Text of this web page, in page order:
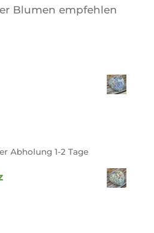
Blumen empfehlen
Abholung 1-2 Tage